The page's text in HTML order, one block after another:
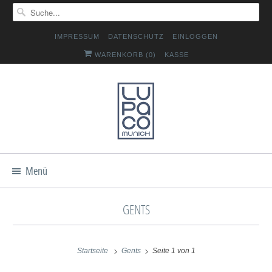
IMPRESSUM DATENSCHUTZ EINLOGGEN
WARENKORB (0) KASSE
Menü
GENTS
Startseite Gents Seite 1 von 1